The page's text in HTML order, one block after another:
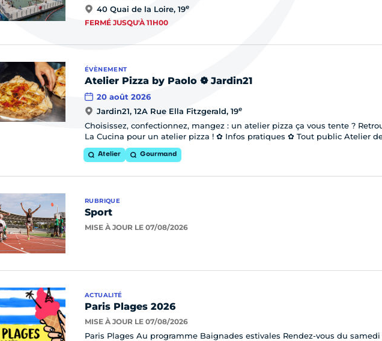
un service
une démarche
une information
40 Quai de la Loire, 19e
FERMÉ JUSQU'À 11H00
ÉVÈNEMENT
Atelier Pizza by Paolo ❁ Jardin21
20 août 2026
Jardin21, 12A Rue Ella Fitzgerald, 19e
Choisissez, confectionnez, mangez : un atelier pizza ça vous tente ?
La Cucina pour un atelier pizza ! ✿ Infos pratiques ✿ Tout public Atelier
Atelier Gourmand
RUBRIQUE
Sport
MISE À JOUR LE 07/08/2026
ACTUALITÉ
Paris Plages 2026
MISE À JOUR LE 07/08/2026
Paris Plages Au programme Baignades estivales Rendez-vous du